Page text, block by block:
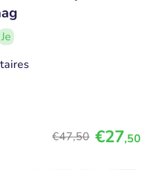
Je
€47,50 €27,50